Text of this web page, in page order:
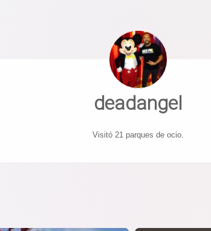
deadangel
Visitó 21 parques de ocio.